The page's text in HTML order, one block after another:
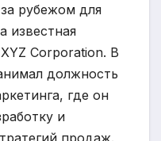
рубежом для
известная
Corporation. В
должность
где он
и
продаж.